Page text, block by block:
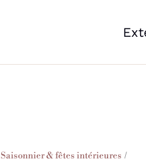
Saisonnier & fêtes intérieures